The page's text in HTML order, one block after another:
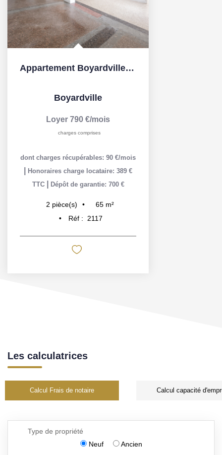
Appartement Boyardville 2 pièce(s)
Boyardville
Loyer 790 €/mois
charges comprises
dont charges récupérables: 90 €/mois
Honoraires charge locataire: 389 €
TTC
Dépôt de garantie: 700 €
2 pièce(s) 65 m²
Réf :
2117
Les calculatrices
Calcul Frais de notaire Calcul capacité